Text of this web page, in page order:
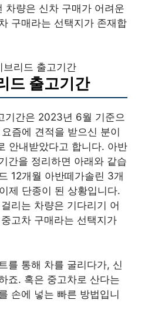
차량은 신차 구매가 어려운
구매라는 선택지가 존재합
브리드 출고기간
드 출고기간
기간은 2023년 6월 기준으
즘에 견적을 받으신 분이
안내받았다고 합니다. 아반
간을 정리하면 아래와 같습
12개월 아반떼가솔린 3개
제 단종이 된 상황입니다.
리는 차량은 기다리기 어
고차 구매라는 선택지가
를 통해 차를 굴리다가, 신
죠. 혹은 중고차로 산다는
손에 넣는 빠른 방법입니